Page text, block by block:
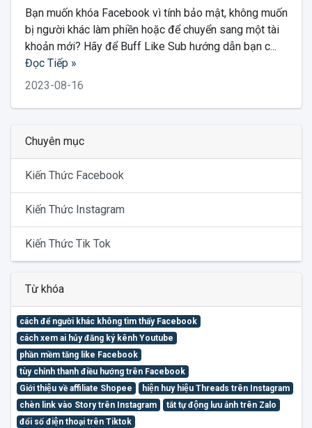
Bạn muốn khóa Facebook vì tính bảo mật, không muốn
bị người khác làm phiền hoặc để chuyển sang một tài
khoản mới? Hãy để Buff Like Sub hướng dẫn bạn c...
Đọc Tiếp »
2023-08-16
Chuyên mục
Kiến Thức Facebook
Kiến Thức Instagram
Kiến Thức Tik Tok
Từ khóa
cách để người khác không tìm thấy Facebook
cách xem ai hủy đăng ký kênh Youtube
phần mềm tăng like Facebook
tùy chỉnh thanh điều hướng trên Facebook
Giới thiệu về affiliate Shopee
hiện huy hiệu Threads trên Instagram
chèn link vào Story trên Instagram
tắt tự động lưu ảnh trên Zalo
đổi số điện thoại trên Tiktok